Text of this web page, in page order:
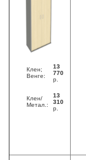
Клен;
Венге:
13
770
р.
Клен/
Метал.:
13
310
р.